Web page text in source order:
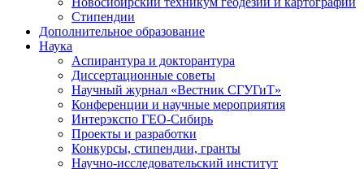
Стипендии
Дополнительное образование
Наука
Аспирантура и докторантура
Диссертационные советы
Научный журнал «Вестник СГУГиТ»
Конференции и научные мероприятия
Интерэкспо ГЕО-Сибирь
Проекты и разработки
Конкурсы, стипендии, гранты
Научно-исследовательский институт